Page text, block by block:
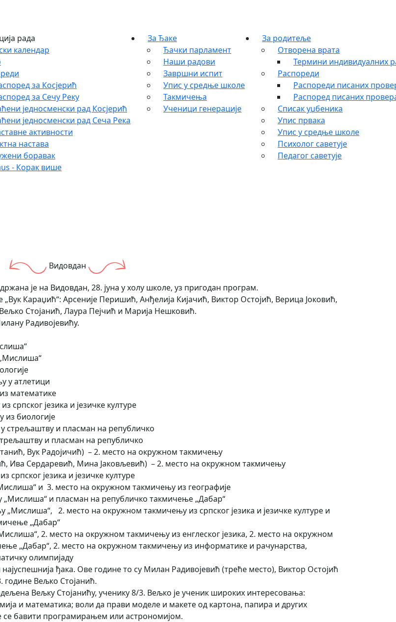
рада
календар
за Косјерић
за Сечу Реку
једносменски рад Косјерић
једносменски рад Сеча Река
активности
настава
боравак
- Корак више
За Ђаке
Ђачки парламент
Наши радови
Завршни испит
Упис у средње школе
Такмичења
Ученици генерације
За родитеље
Отворена врата
Термини индивидуалних
Распореди
Распореди писаних
Распоред писаних
Списак уџбеника
Упис првака
Упис у средње школе
Психолог саветује
Педагог саветује
Видовдан
је на Видовдан, 28. јуна у холу школе, уз пригодан програм.
Караџић“: Арсеније Перишић, Анђелија Кијачић, Виктор Остојић, Верица Јоковић,
Стојанић, Лаура Пејчић и Марија Нешковић.
Радивојевићу.
у атлетици
математике
језика и језичке културе
из биологије
стрељаштву и пласман на републичко
и пласман на републичко
Вук Радојичић) – 2. место на окружном такмичењу
Ива Сердаревић, Мина Јаковљевић) – 2. место на окружном такмичењу
језика и језичке културе
и 3. место на окружном такмичењу из географије
и пласман на републичко такмичење „Дабар“
2. место на окружном такмичењу из српског језика и језичке културе и
„Дабар“
2. место на окружном такмичењу из енглеског језика, 2. место на окружном
„Дабар“, 2. место на окружном такмичењу из информатике и рачунарства,
олимпијаду
ђака. Ове године то су Милан Радивојевић (треће место), Виктор Остојић
године Вељко Стојанић.
Вељку Стојанићу, ученику 8/3. Вељко је ученик широких интересовања:
и математика; воли да прави моделе и макете од картона, папира и других
се бавити програмирањем или астрономијом.